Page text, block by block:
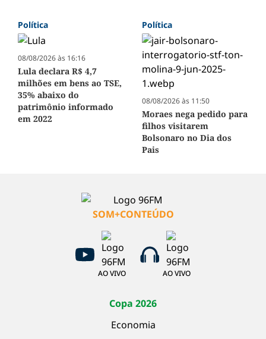
Política
08/08/2026 às 16:16
Lula declara R$ 4,7
milhões em bens ao TSE,
35% abaixo do
patrimônio informado
em 2022
Política
08/08/2026 às 11:50
Moraes nega pedido para
filhos visitarem
Bolsonaro no Dia dos
Pais
SOM+CONTEÚDO
AO VIVO AO VIVO
Copa 2026
Economia